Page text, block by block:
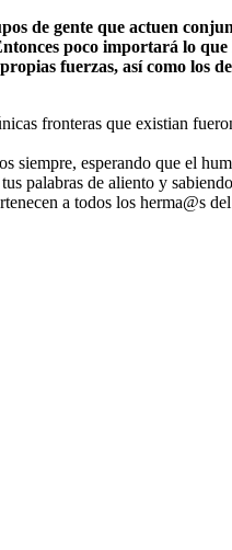
de gente que actuen
poco importará lo
fuerzas, así como los
fronteras que existian
siempre, esperando que el
palabras de aliento y
a todos los herma@s